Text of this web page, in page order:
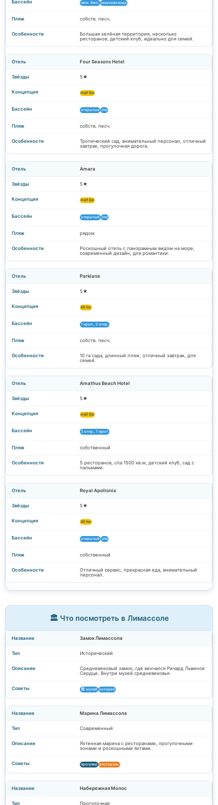
неск. басс. морская вода
собств. песч.
Большая зелёная территория, несколько
ресторанов, детский клуб, идеально для семей.
Four Seasons Hotel
5★
Half Bd
открытые спа
собств. песч.
Тропический сад, внимательный персонал, отличный
завтрак, прогулочная дорога.
Amara
5★
Half Bd
открытый спа
рядом
Роскошный отель с панорамным видом на море,
современный дизайн, для романтики.
Parklane
5★
All Inc
1 крыт., 3 откр.
собств. песч.
10 га сада, длинный пляж, отличный завтрак, для
семей.
Amathus Beach Hotel
5★
Half Bd
3 откр., 1 крыт.
собственный
5 ресторанов, спа 1500 кв.м, детский клуб, сад с
пальмами.
Royal Apollonia
5★
All Inc
открытый спа
собственный
Отличный сервис, прекрасная еда, внимательный
персонал.
🏛️ Что посмотреть в Лимассоле
Замок Лимассола
Исторический
Средневековый замок, где венчался Ричард Львиное
Сердце. Внутри музей средневековья.
🏛️ музей история
Марина Лимассола
Современный
Яхтенная марина с ресторанами, прогулочными
зонами и роскошными яхтами.
прогулки рестораны
Набережная Молос
Прогулочная